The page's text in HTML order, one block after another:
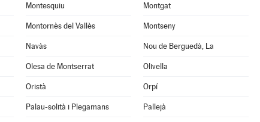
Montesquiu Montgat
Montornès del Vallès Montseny
Navàs Nou de Berguedà, La
Olesa de Montserrat Olivella
Oristà Orpí
Palau-solità i Plegamans Pallejà